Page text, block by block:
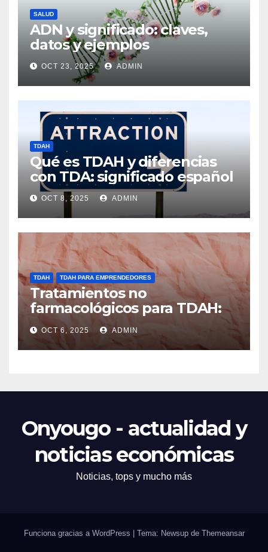
SALUD
ADN y significado: claves,
datos y ejemplos
OCT 23, 2025 ADMIN
TDAH
Qué es TDAH y diferencias
con TDA: significado español
OCT 8, 2025 ADMIN
TDAH TDAH PARA EMPRENDEDORES
Tratamientos no
farmacológicos para TDAH:
opciones prácticas
OCT 6, 2025 ADMIN
Onyougo - actualidad y
noticias económicas
Noticias, tops y mucho más
Funciona gracias a WordPress Tema: Newsup de Themeansar